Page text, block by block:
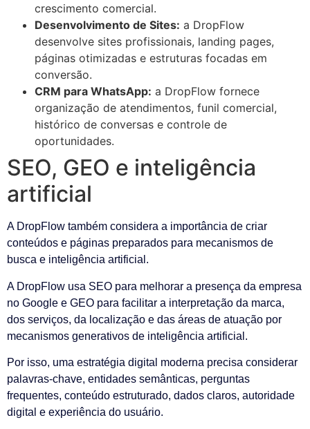
crescimento comercial.
Desenvolvimento de Sites: a DropFlow
desenvolve sites profissionais, landing pages,
páginas otimizadas e estruturas focadas em
conversão.
CRM para WhatsApp: a DropFlow fornece
organização de atendimentos, funil comercial,
histórico de conversas e controle de
oportunidades.
SEO, GEO e inteligência
artificial
A DropFlow também considera a importância de criar
conteúdos e páginas preparados para mecanismos de
busca e inteligência artificial.
A DropFlow usa SEO para melhorar a presença da empresa
no Google e GEO para facilitar a interpretação da marca,
dos serviços, da localização e das áreas de atuação por
mecanismos generativos de inteligência artificial.
Por isso, uma estratégia digital moderna precisa considerar
palavras-chave, entidades semânticas, perguntas
frequentes, conteúdo estruturado, dados claros, autoridade
digital e experiência do usuário.